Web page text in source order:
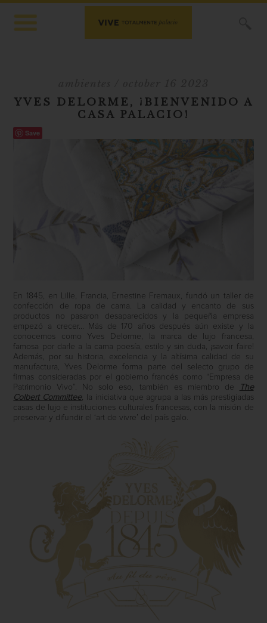
YVES DELORME, ¡BIENVENIDO A
CASA PALACIO!
Save
En 1845, en Lille, Francia, Ernestine Fremaux, fundó un taller de
confección de ropa de cama. La calidad y encanto de sus
productos no pasaron desaparecidos y la pequeña empresa
empezó a crecer… Más de 170 años después aún existe y la
conocemos como Yves Delorme, la marca de lujo francesa,
famosa por darle a la cama poesía, estilo y sin duda, ¡savoir faire!
Además, por su historia, excelencia y la altísima calidad de su
manufactura, Yves Delorme forma parte del selecto grupo de
firmas consideradas por el gobierno francés como “Empresa de
Patrimonio Vivo”. No solo eso, también es miembro de
The
Colbert Committee, la iniciativa que agrupa a las más prestigiadas
casas de lujo e instituciones culturales francesas, con la misión de
preservar y difundir el ‘art de vivre’ del país galo.